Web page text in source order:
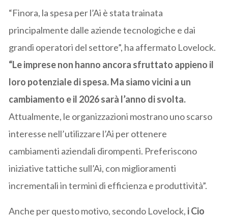
“Finora, la spesa per l’Ai è stata trainata
principalmente dalle aziende tecnologiche e dai
grandi operatori del settore”, ha affermato Lovelock.
“Le imprese non hanno ancora sfruttato appieno il
loro potenziale di spesa. Ma siamo vicini a un
cambiamento e il 2026 sarà l’anno di svolta.
Attualmente, le organizzazioni mostrano uno scarso
interesse nell’utilizzare l’Ai per ottenere
cambiamenti aziendali dirompenti. Preferiscono
iniziative tattiche sull’Ai, con miglioramenti
incrementali in termini di efficienza e produttività”.
Anche per questo motivo, secondo Lovelock, i Cio